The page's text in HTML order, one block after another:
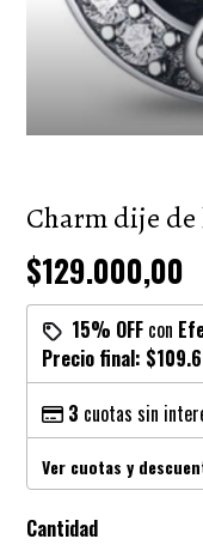
Charm dije de
$129.000,00
15% OFF con
Precio final:
3 cuotas sin
Ver cuotas y
Cantidad